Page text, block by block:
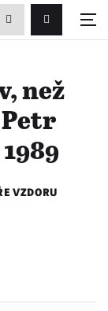
Přihlášení/
Zobrazit
než
VZDORU